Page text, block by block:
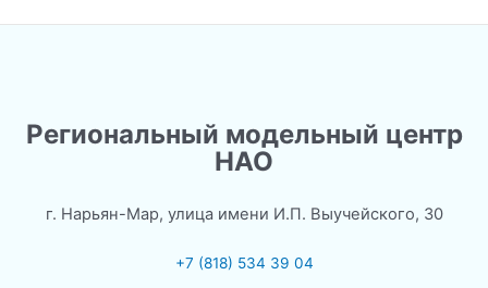
Региональный модельный центр
НАО
г. Нарьян-Мар, улица имени И.П. Выучейского, 30
+7 (818) 534 39 04